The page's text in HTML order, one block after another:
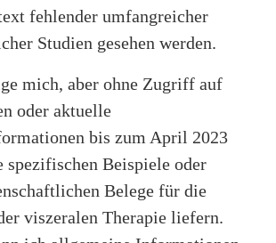
fehlender umfangreicher
Studien gesehen werden.
mich, aber ohne Zugriff auf
oder aktuelle
bis zum April 2023
spezifischen Beispiele oder
Belege für die
viszeralen Therapie liefern.